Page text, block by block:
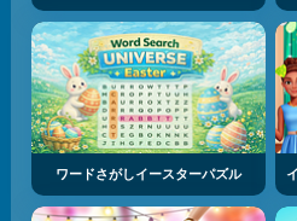
ワードさがしイースターパズル